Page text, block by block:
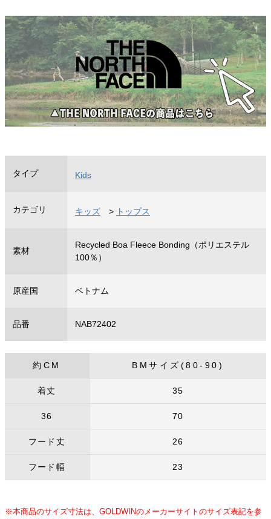
タイプ Kids
カテゴリ キッズ > トップス
素材
Recycled Boa Fleece Bonding（ポリエステル
100％）
原産国 ベトナム
品番 NAB72402
約CM BMサイズ(80-90)
着丈 35
36 70
フード丈 26
フード幅 23
※本商品のサイズ寸法は、GOLDWINのメーカーサイトのサイズ表記を参